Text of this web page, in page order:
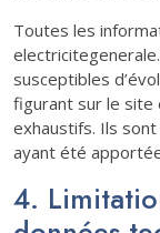
Toutes les
susceptibles
figurant sur le site
exhaustifs. Ils
ayant été
4.